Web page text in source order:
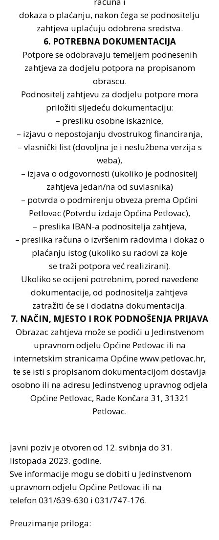
dokaza o plaćanju, nakon čega se podnositelju
zahtjeva uplaćuju odobrena sredstva.
6. POTREBNA DOKUMENTACIJA
Potpore se odobravaju temeljem podnesenih
zahtjeva za dodjelu potpora na propisanom
obrascu.
Podnositelj zahtjevu za dodjelu potpore mora
priložiti sljedeću dokumentaciju:
– presliku osobne iskaznice,
– izjavu o nepostojanju dvostrukog financiranja,
– vlasnički list (dovoljna je i neslužbena verzija s
weba),
– izjava o odgovornosti (ukoliko je podnositelj
zahtjeva jedan/na od suvlasnika)
– potvrda o podmirenju obveza prema Općini
Petlovac (Potvrdu izdaje Općina Petlovac),
– preslika IBAN-a podnositelja zahtjeva,
– preslika računa o izvršenim radovima i dokaz o
plaćanju istog (ukoliko su radovi za koje
se traži potpora već realizirani).
Ukoliko se ocijeni potrebnim, pored navedene
dokumentacije, od podnositelja zahtjeva
zatražiti će se i dodatna dokumentacija.
7. NAČIN, MJESTO I ROK PODNOŠENJA PRIJAVA
Obrazac zahtjeva može se podići u Jedinstvenom
upravnom odjelu Općine Petlovac ili na
internetskim stranicama Općine www.petlovac.hr,
te se isti s propisanom dokumentacijom dostavlja
osobno ili na adresu Jedinstvenog upravnog odjela
Općine Petlovac, Rade Končara 31, 31321
Petlovac.
Javni poziv je otvoren od 12. svibnja do 31.
listopada 2023. godine.
Sve informacije mogu se dobiti u Jedinstvenom
upravnom odjelu Općine Petlovac ili na
telefon 031/639-630 i 031/747-176.
Preuzimanje priloga: